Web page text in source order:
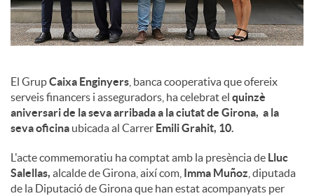
El GrupCaixa Enginyers , banca cooperativa que ofereix
serveis financers i asseguradors, ha celebrat el quinzè
aniversari de la seva arribada a la ciutat de Girona, a la
seva oficina ubicada al Carrer Emili Grahit, 10.
L'acte commemoratiu ha comptat amb la presència de Lluc
Salellas, alcalde de Girona, així com, Imma Muñoz , diputada
de la Diputació de Girona que han estat acompanyats per